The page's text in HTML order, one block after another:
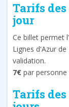
Tarifs
jour
Ce billet permet
Lignes d'Azur
validation.
7€ par
Tarifs